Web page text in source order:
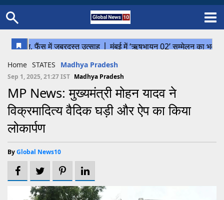
Uttar Pradesh
Chhattisgarh
Bihar
Uttrakhand
Cricket
Football
Home STATES Madhya Pradesh
Sep 1, 2025, 21:27 IST Madhya Pradesh
MP News: मुख्यमंत्री मोहन यादव ने
विक्रमादित्य वैदिक घड़ी और ऐप का किया
लोकार्पण
ByGlobal News10